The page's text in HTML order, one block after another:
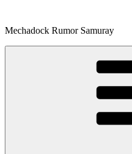
テ
ン
Mechadock Rumor Samuray